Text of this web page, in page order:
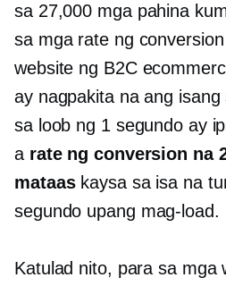
sa 27,000 mga pahina
sa mga rate ng
website ng B2C
ay nagpakita na ang isang
sa loob ng 1 segundo ay
a rate ng conversion na
mataaskaysa sa isa na
segundo upang mag-load.
Katulad nito, para sa mga